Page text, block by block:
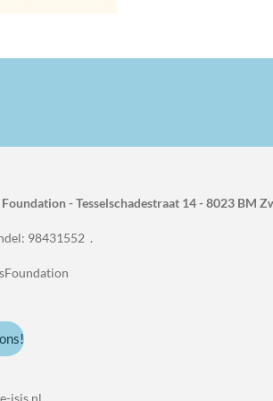
- Tesselschadestraat 14 - 8023 BM
98431552 .
isis.nl